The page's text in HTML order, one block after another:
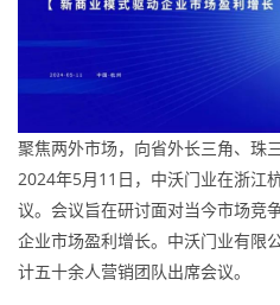
聚焦两外市场，向省外长三角、珠
2024年5月11日，中沃门业在浙江
议。会议旨在研讨面对当今市场竞
企业市场盈利增长。中沃门业有限
计五十余人营销团队出席会议。